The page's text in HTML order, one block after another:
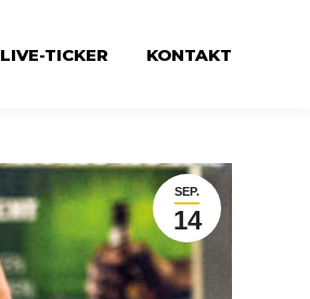
LIVE-TICKER KONTAKT
SEP.
14